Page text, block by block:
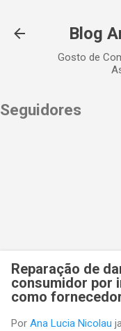
Blog
Gosto de
Seguidores
Reparação de
consumidor por
como
Por Ana Lucia Nicolau